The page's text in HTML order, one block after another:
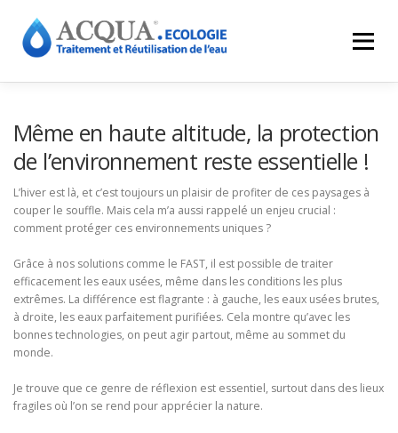
Menu
RÉALISATIONS INNOVATIONS LE GROUPE
RESSOURCES CONTACT ACQUA-SHOP
Même en haute altitude, la protection
de l’environnement reste essentielle !
L’hiver est là, et c’est toujours un plaisir de profiter de ces paysages à
couper le souffle. Mais cela m’a aussi rappelé un enjeu crucial :
comment protéger ces environnements uniques ?
Grâce à nos solutions comme le FAST, il est possible de traiter
efficacement les eaux usées, même dans les conditions les plus
extrêmes. La différence est flagrante : à gauche, les eaux usées brutes,
à droite, les eaux parfaitement purifiées. Cela montre qu’avec les
bonnes technologies, on peut agir partout, même au sommet du
monde.
Je trouve que ce genre de réflexion est essentiel, surtout dans des lieux
fragiles où l’on se rend pour apprécier la nature.